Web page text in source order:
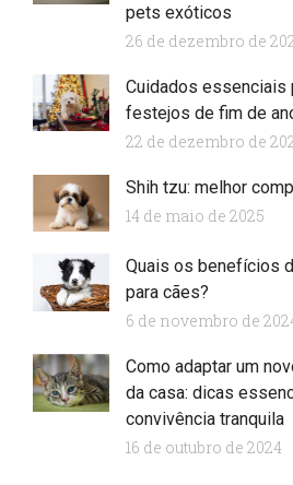
pets exóticos
26 de dezembro de
Cuidados essenciais
festejos de fim de
22 de dezembro de
Shih tzu: melhor
14 de maio de 2025
Quais os benefícios
para cães?
6 de novembro de
Como adaptar um
da casa: dicas
convivência tranquila
16 de outubro de 2024